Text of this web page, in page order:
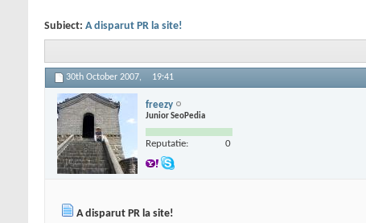
Subiect: A disparut PR la site!
30th October 2007, 19:41
freezy
Junior SeoPedia
Reputatie: 0
A disparut PR la site!